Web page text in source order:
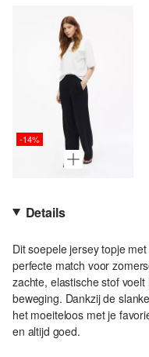
-14%
Details
Dit soepele jersey topje
perfecte match voor
zachte, elastische stof
beweging. Dankzij de
het moeiteloos met je
en altijd goed.